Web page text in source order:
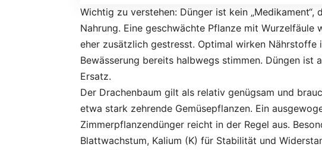
Wichtig zu verstehen: Dünger ist kein
Nahrung. Eine geschwächte Pflanze mit
eher zusätzlich gestresst. Optimal wirken Nährstoffe
Bewässerung bereits halbwegs stimmen. Düngen
Ersatz.
Der Drachenbaum gilt als relativ genügsam und
etwa stark zehrende Gemüsepflanzen. Ein
Zimmerpflanzendünger reicht in der Regel aus.
Blattwachstum, Kalium (K) für Stabilität und